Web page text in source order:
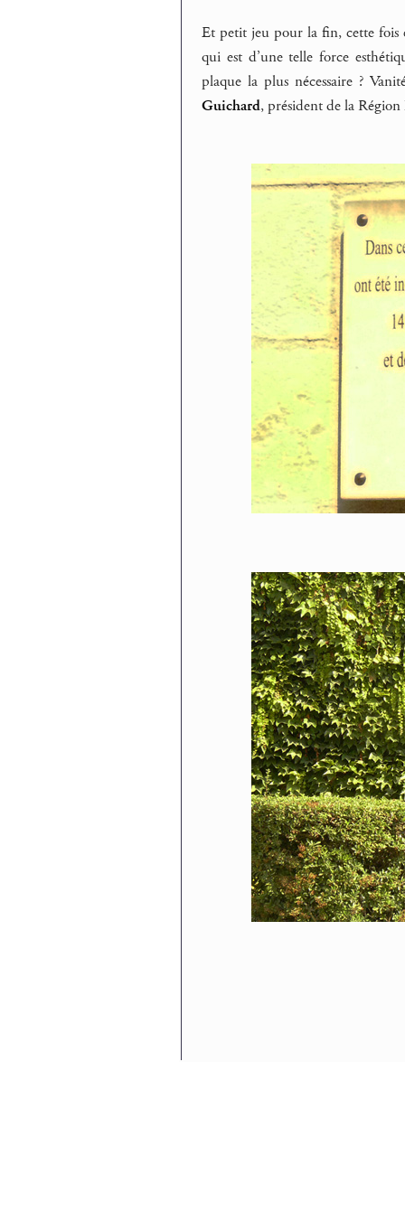
Et petit jeu pour la fin, cette fois
qui est d’une telle force
plaque la plus nécessaire ?
Guichard, président de la Région